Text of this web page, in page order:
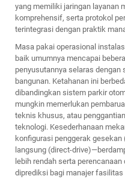
yang memiliki jaringan layanan
komprehensif, serta protokol
terintegrasi dengan praktik
Masa pakai operasional
baik umumnya mencapai
penyusutannya selaras
bangunan. Ketahanan ini
dibandingkan sistem parkir
mungkin memerlukan
teknis khusus, atau
teknologi. Kesederhanaan
konfigurasi penggerak
langsung (direct-
lebih rendah serta
diprediksi bagi manajer